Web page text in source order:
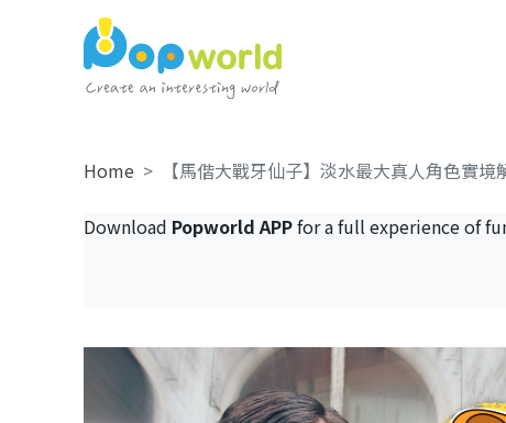
Home 【馬偕大戰牙仙子】淡水最大真人角色實境
Download Popworld APPfor a full experience of